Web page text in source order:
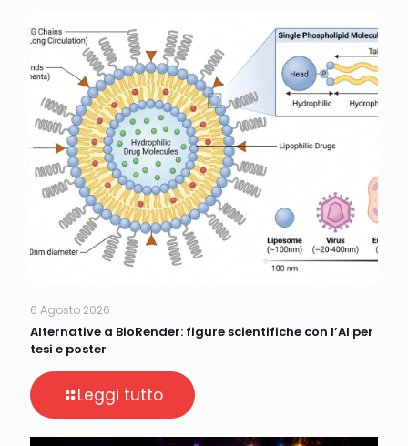
6 Agosto 2026
Alternative a BioRender: figure scientifiche con l’AI per
tesi e poster
Leggi tutto